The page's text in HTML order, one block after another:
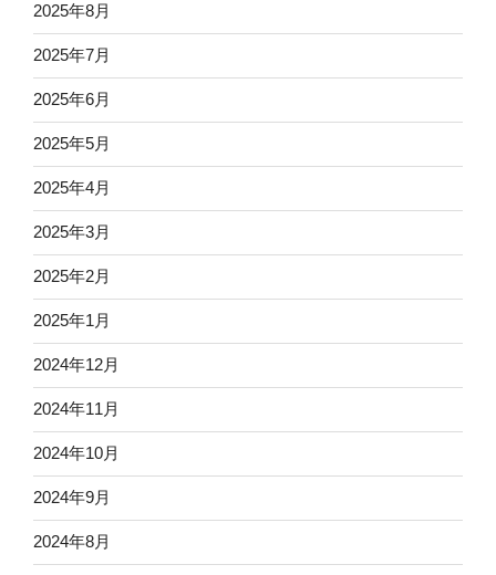
2025年8月
2025年7月
2025年6月
2025年5月
2025年4月
2025年3月
2025年2月
2025年1月
2024年12月
2024年11月
2024年10月
2024年9月
2024年8月